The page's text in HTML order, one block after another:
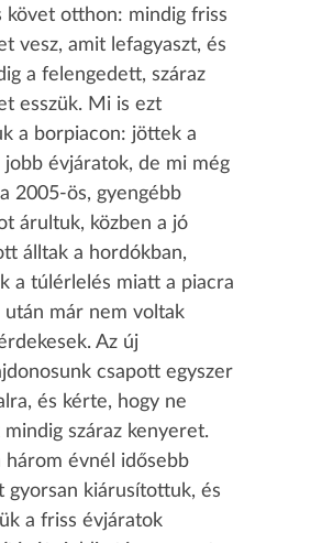
követ otthon: mindig friss
vesz, amit lefagyaszt, és
a felengedett, száraz
esszük. Mi is ezt
a borpiacon: jöttek a
jobb évjáratok, de mi még
2005-ös, gyengébb
árultuk, közben a jó
álltak a hordókban,
a túlérlelés miatt a piacra
után már nem voltak
Az új
csapott egyszer
és kérte, hogy ne
mindig száraz kenyeret.
három évnél idősebb
gyorsan kiárusítottuk, és
a friss évjáratok